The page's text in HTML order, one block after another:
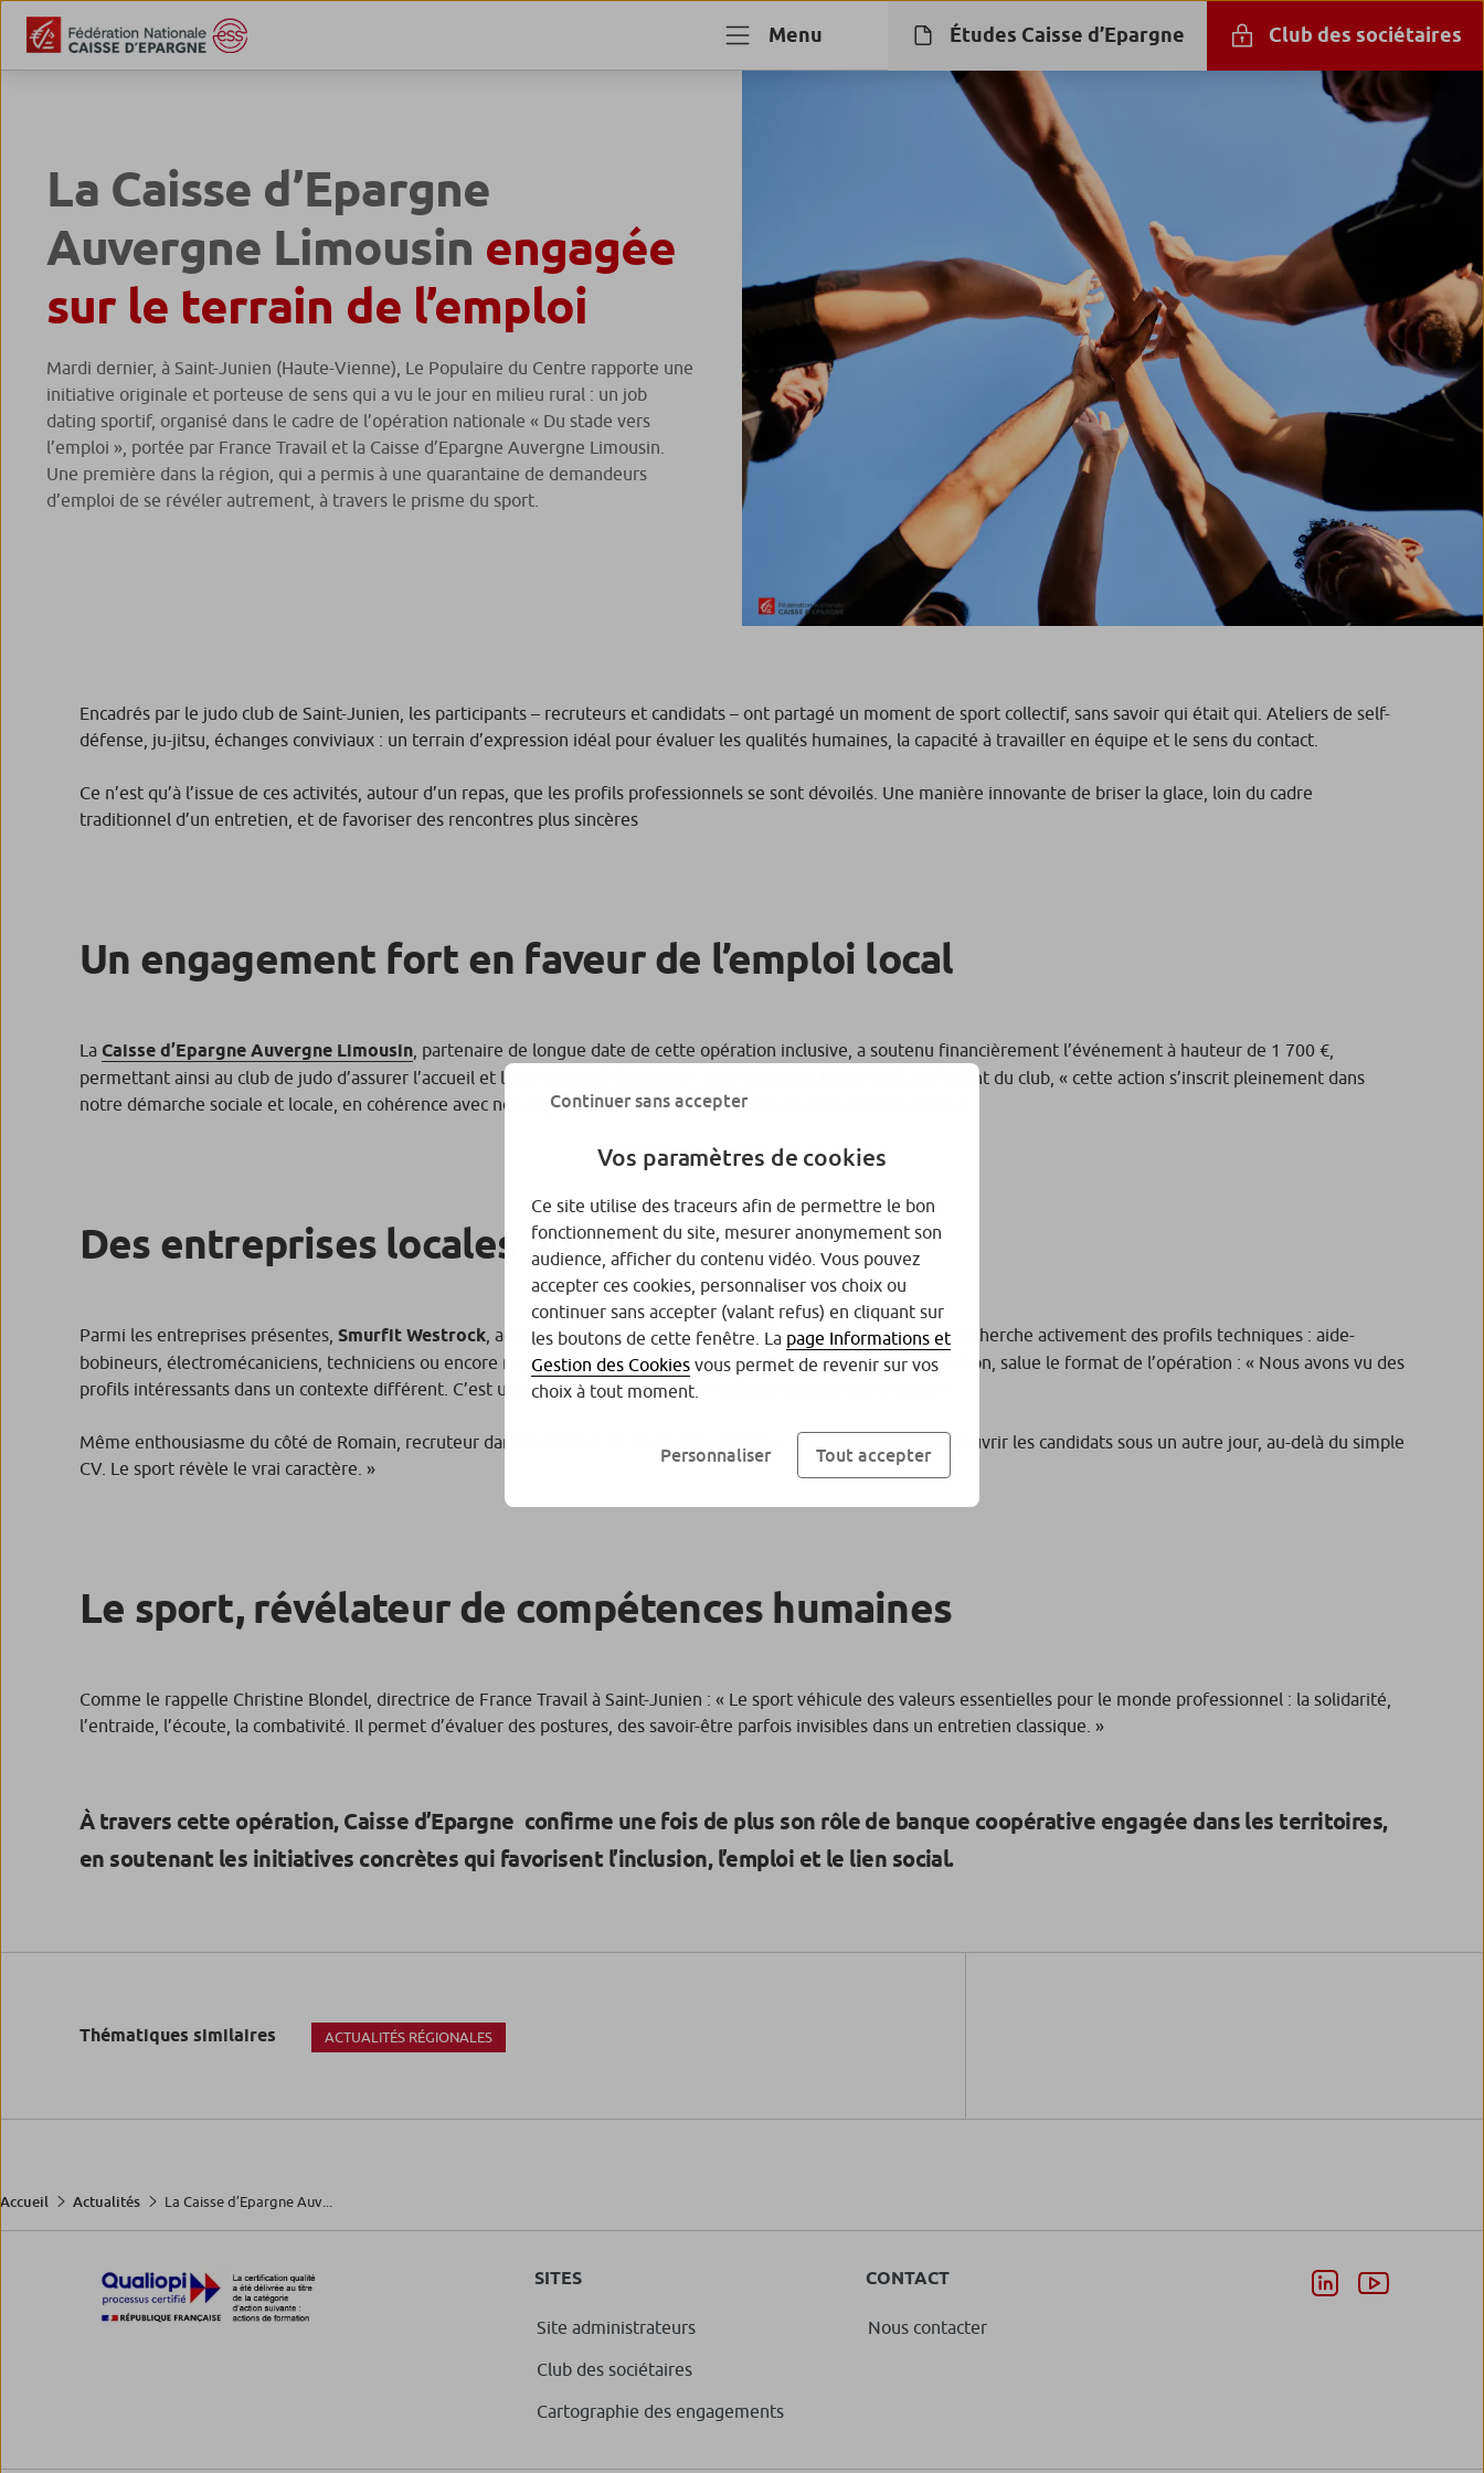
Menu Études Caisse d’Epargne Club des sociétaires
La Caisse d’Epargne
Auvergne Limousin engagée
sur le terrain de l’emploi
Mardi dernier, à Saint-Junien (Haute-Vienne), Le Populaire du Centre rapporte une
initiative originale et porteuse de sens qui a vu le jour en milieu rural : un job
dating sportif, organisé dans le cadre de l’opération nationale « Du stade vers
l’emploi », portée par France Travail et la Caisse d’Epargne Auvergne Limousin.
Une première dans la région, qui a permis à une quarantaine de demandeurs
d’emploi de se révéler autrement, à travers le prisme du sport.
Encadrés par le judo club de Saint-Junien, les participants – recruteurs et candidats – ont partagé un moment de sport collectif, sans savoir qui était qui. Ateliers de self-
défense, ju-jitsu, échanges conviviaux : un terrain d’expression idéal pour évaluer les qualités humaines, la capacité à travailler en équipe et le sens du contact.
Ce n’est qu’à l’issue de ces activités, autour d’un repas, que les profils professionnels se sont dévoilés. Une manière innovante de briser la glace, loin du cadre
traditionnel d’un entretien, et de favoriser des rencontres plus sincères
Un engagement fort en faveur de l’emploi local
La Caisse d’Epargne Auvergne Limousin , partenaire de longue date de cette opération inclusive, a soutenu financièrement l’événement à hauteur de 1 700 €,
permettant ainsi au club de judo d’assurer l’accueil et l’animation de la journée. Pour Maxence Hyvernaud, président du club, « cette action s’inscrit pleinement dans
notre démarche sociale et locale, en cohérence avec nos engagements auprès des jeunes et de la mission locale ».
Des entreprises locales en quête de talents
Parmi les entreprises présentes, Smurfit Westrock , acteur majeur de l’industrie papetière à Saillat-sur-Vienne, recherche activement des profils techniques : aide-
bobineurs, électromécaniciens, techniciens ou encore responsables de maintenance. Sa responsable RH, Souk Simon, salue le format de l’opération : « Nous avons vu des
profils intéressants dans un contexte différent. C’est une belle opportunité pour nous de recruter autrement. »
Même enthousiasme du côté de Romain, recruteur dans le secteur de l’aide à la personne :
« Cela permet de découvrir les candidats sous un autre jour, au-delà du simple
CV. Le sport révèle le vrai caractère. »
Le sport, révélateur de compétences humaines
Comme le rappelle Christine Blondel, directrice de France Travail à Saint-Junien : « Le sport véhicule des valeurs essentielles pour le monde professionnel : la solidarité,
l’entraide, l’écoute, la combativité. Il permet d’évaluer des postures, des savoir-être parfois invisibles dans un entretien classique. »
À travers cette opération, Caisse d’Epargne confirme une fois de plus son rôle de banque coopérative engagée dans les territoires,
en soutenant les initiatives concrètes qui favorisent l’inclusion, l’emploi et le lien social.
Thématiques similaires ACTUALITÉS RÉGIONALES
Accueil Actualités La Caisse d’Epargne Auv...
SITES
Site administrateurs
Club des sociétaires
Cartographie des engagements
CONTACT
Nous contacter
Continuer sans accepter
Vos paramètres de cookies
Ce site utilise des traceurs afin de permettre le bon
fonctionnement du site, mesurer anonymement son
audience, afficher du contenu vidéo. Vous pouvez
accepter ces cookies, personnaliser vos choix ou
continuer sans accepter (valant refus) en cliquant sur
les boutons de cette fenêtre. La page Informations et
Gestion des Cookies vous permet de revenir sur vos
choix à tout moment.
Personnaliser Tout accepter